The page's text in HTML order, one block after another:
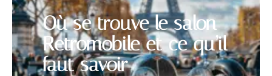
Où se trouve le salon
Retromobile et ce qu’il
faut savoir